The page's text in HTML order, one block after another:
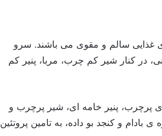
ی غذایی سالم و مقوی می باشند. سرو
در کنار شیر کم چرب، مربا، پنیر کم
پرچرب، پنیر خامه ای، شیر پرچرب و
و کنجد بو داده، به تامین پروتئین